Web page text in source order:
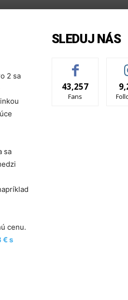
2 sa
sa
cenu.
€ s
SLEDUJ NÁS
43,257
Fans